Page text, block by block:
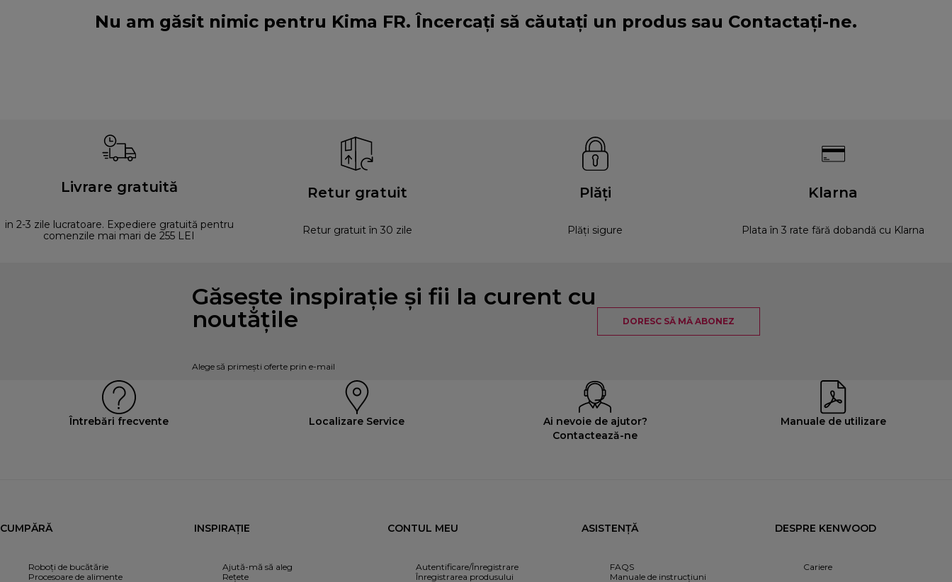
Nu am găsit nimic pentru Kima FR. Încercați să căutați un produs sau Contactați-ne.
Livrare gratuită
in 2-3 zile lucratoare. Expediere gratuită pentru
comenzile mai mari de 255 LEI
Retur gratuit
Retur gratuit în 30 zile
Plăți
Plăți sigure
Klarna
Plata în 3 rate fără dobandă cu Klarna
Găsește inspirație și fii la curent cu
noutățile
Alege să primești oferte prin e-mail
DORESC SĂ MĂ ABONEZ
Întrebări frecvente Localizare Service
Ai nevoie de ajutor?
Contactează-ne
Manuale de utilizare
CUMPĂRĂ
Roboți de bucătărie
Procesoare de alimente
INSPIRAȚIE
Ajută-mă să aleg
Rețete
CONTUL MEU
Autentificare/Înregistrare
Înregistrarea produsului
ASISTENȚĂ
FAQS
Manuale de instrucțiuni
DESPRE KENWOOD
Cariere